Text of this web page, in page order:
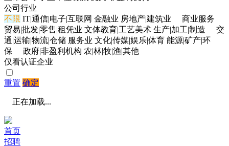
公司行业
不限 IT|通信|电子|互联网 金融业 房地产|建筑业
商业服务
贸易|批发|零售|租凭业 文体教育|工艺美术 生产|加工|制造
交
通|运输|物流|仓储 服务业 文化|传媒|娱乐|体育 能源|矿产|环
保
政府|非盈利机构 农|林|牧|渔|其他
仅看认证企业
重置 确定
正在加载...
首页
招聘